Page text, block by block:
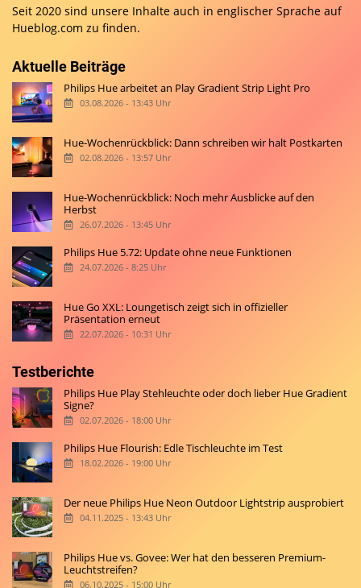
Seit 2020 sind unsere Inhalte auch in englischer Sprache auf
Hueblog.com zu finden.
Aktuelle Beiträge
Philips Hue arbeitet an Play Gradient Strip Light Pro
03.08.2026 - 13:43 Uhr
Hue-Wochenrückblick: Dann schreiben wir halt Postkarten
02.08.2026 - 13:57 Uhr
Hue-Wochenrückblick: Noch mehr Ausblicke auf den
Herbst
26.07.2026 - 13:45 Uhr
Philips Hue 5.72: Update ohne neue Funktionen
24.07.2026 - 8:25 Uhr
Hue Go XXL: Loungetisch zeigt sich in offizieller
Präsentation erneut
22.07.2026 - 10:31 Uhr
Testberichte
Philips Hue Play Stehleuchte oder doch lieber Hue Gradient
Signe?
02.07.2026 - 18:00 Uhr
Philips Hue Flourish: Edle Tischleuchte im Test
18.02.2026 - 19:00 Uhr
Der neue Philips Hue Neon Outdoor Lightstrip ausprobiert
04.11.2025 - 13:43 Uhr
Philips Hue vs. Govee: Wer hat den besseren Premium-
Leuchtstreifen?
06.10.2025 - 15:00 Uhr